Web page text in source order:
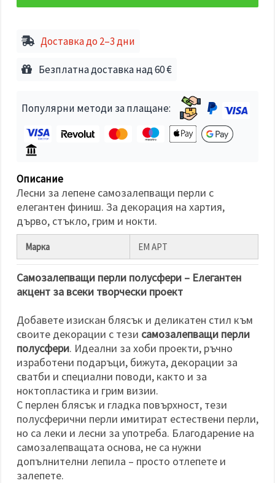
всички
Настройки
на
Доставка до 2–3 дни
Безплатна доставка над 60 €
Популярни методи за плащане:
Описание
Лесни за лепене самозалепващи перли с
елегантен финиш. За декорация на хартия,
дърво, стъкло, грим и нокти.
Марка ЕМ АРТ
Самозалепващи перли полусфери – Елегантен
акцент за всеки творчески проект
Добавете изискан блясък и деликатен стил към
своите декорации с тези самозалепващи перли
полусфери. Идеални за хоби проекти, ръчно
изработени подаръци, бижута, декорации за
сватби и специални поводи, както и за
ноктопластика и грим визии.
С перлен блясък и гладка повърхност, тези
полусферични перли имитират естествени перли,
но са леки и лесни за употреба. Благодарение на
самозалепващата основа, не са нужни
допълнителни лепила – просто отлепете и
залепете.